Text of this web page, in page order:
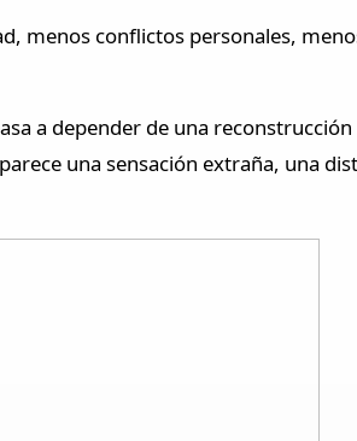
menos conflictos personales,
a depender de una
una sensación extraña, una